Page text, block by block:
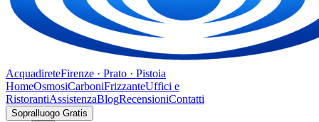
AcquadireteFirenze · Prato · Pistoia
HomeOsmosiCarboniFrizzanteUffici e
RistorantiAssistenzaBlogRecensioniContatti
Sopralluogo Gratis